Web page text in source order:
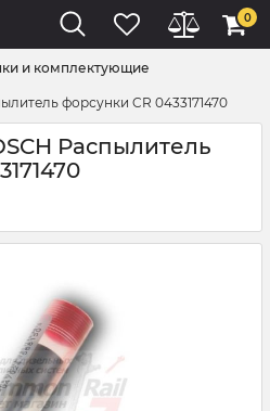
0
и комплектующие
форсунки CR 0433171470
Распылитель